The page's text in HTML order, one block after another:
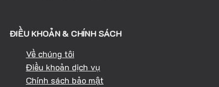
ĐIỀU KHOẢN & CHÍNH SÁCH
Về chúng tôi
Điều khoản dịch vụ
Chính sách bảo mật